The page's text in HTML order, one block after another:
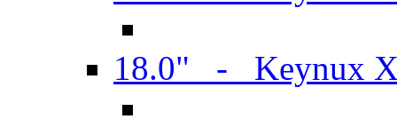
18.0" - Keynux